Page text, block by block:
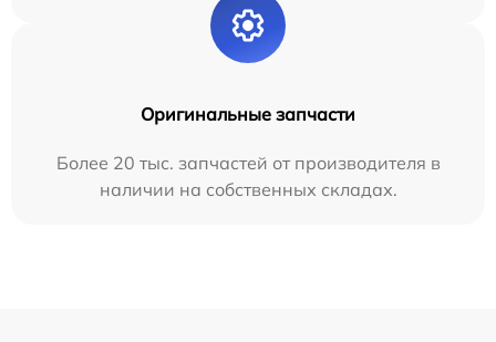
Оригинальные запчасти
Более 20 тыс. запчастей от производителя в
наличии на собственных складах.